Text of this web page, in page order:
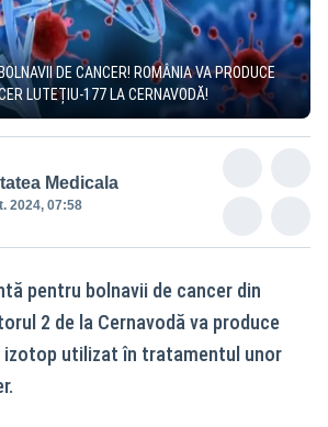
DE CANCER! ROMÂNIA VA PRODUCE
LUTEȚIU-177 LA CERNAVODĂ!
Medicala
2024, 07:58
pentru bolnavii de cancer din
2 de la Cernavodă va produce
izotop utilizat în tratamentul unor